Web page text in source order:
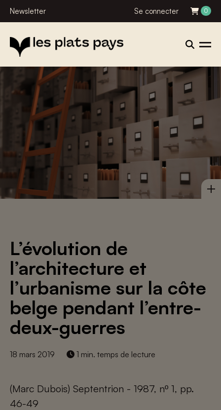
Newsletter Se connecter 0
L’évolution de
l’architecture et
l’urbanisme sur la côte
belge pendant l’entre-
deux-guerres
18 mars 2019 1 min. temps de lecture
(Marc Dubois) Septentrion - 1987, nº 1, pp.
46-49